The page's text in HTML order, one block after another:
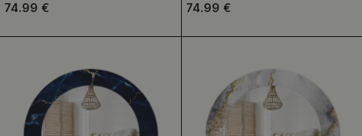
74.99 €
74.99 €